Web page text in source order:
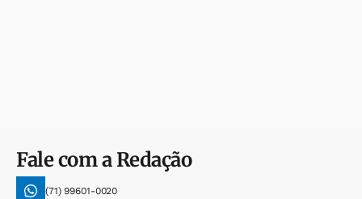
Fale com a Redação
(71) 99601-0020